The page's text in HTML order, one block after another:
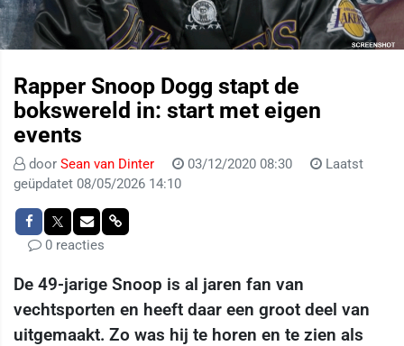
Rapper Snoop Dogg stapt de
bokswereld in: start met eigen
events
door Sean van Dinter 03/12/2020 08:30
Laatst
geüpdatet 08/05/2026 14:10
0 reacties
De 49-jarige Snoop is al jaren fan van
vechtsporten en heeft daar een groot deel van
uitgemaakt. Zo was hij te horen en te zien als